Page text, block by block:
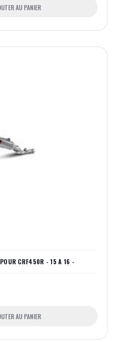
AU PANIER
POUR CRF450R - 15 A 16 -
AU PANIER